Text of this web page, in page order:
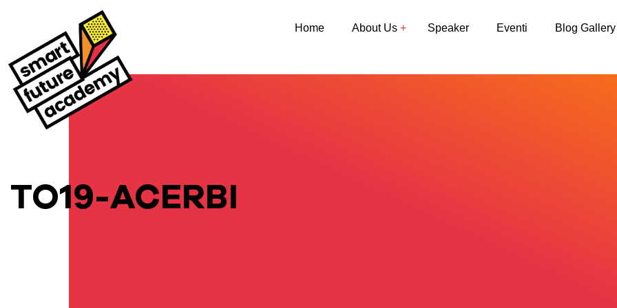
Home About Us Speaker Eventi Blog Gallery
TO19-ACERBI